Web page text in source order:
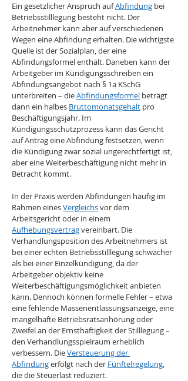
Ein gesetzlicher Anspruch auf Abfindung bei
Betriebsstilllegung besteht nicht. Der
Arbeitnehmer kann aber auf verschiedenen
Wegen eine Abfindung erhalten. Die wichtigste
Quelle ist der Sozialplan, der eine
Abfindungsformel enthält. Daneben kann der
Arbeitgeber im Kündigungsschreiben ein
Abfindungsangebot nach § 1a KSchG
unterbreiten – die Abfindungsformel beträgt
dann ein halbes Bruttomonatsgehalt pro
Beschäftigungsjahr. Im
Kündigungsschutzprozess kann das Gericht
auf Antrag eine Abfindung festsetzen, wenn
die Kündigung zwar sozial ungerechtfertigt ist,
aber eine Weiterbeschäftigung nicht mehr in
Betracht kommt.
In der Praxis werden Abfindungen häufig im
Rahmen eines Vergleichs vor dem
Arbeitsgericht oder in einem
Aufhebungsvertrag vereinbart. Die
Verhandlungsposition des Arbeitnehmers ist
bei einer echten Betriebsstilllegung schwächer
als bei einer Einzelkündigung, da der
Arbeitgeber objektiv keine
Weiterbeschäftigungsmöglichkeit anbieten
kann. Dennoch können formelle Fehler – etwa
eine fehlende Massenentlassungsanzeige, eine
mangelhafte Betriebsratsanhörung oder
Zweifel an der Ernsthaftigkeit der Stilllegung –
den Verhandlungsspielraum erheblich
verbessern. Die Versteuerung der
Abfindung erfolgt nach der Fünftelregelung,
die die Steuerlast reduziert.